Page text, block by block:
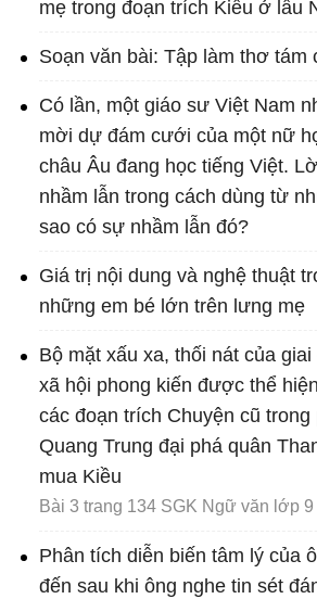
mẹ trong đoạn trích Kiều ở lầu
Soạn văn bài: Tập làm thơ tám
Có lần, một giáo sư Việt Nam
mời dự đám cưới của một nữ
châu Âu đang học tiếng Việt.
nhầm lẫn trong cách dùng từ
sao có sự nhầm lẫn đó?
Giá trị nội dung và nghệ thuật
những em bé lớn trên lưng mẹ
Bộ mặt xấu xa, thối nát của
xã hội phong kiến được thể
các đoạn trích Chuyện cũ trong
Quang Trung đại phá quân
mua Kiều
Bài 3 trang 134 SGK Ngữ văn lớp 9
Phân tích diễn biến tâm lý của
đến sau khi ông nghe tin sét